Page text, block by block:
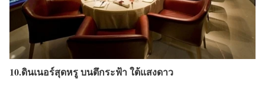
10.ดินเนอร์สุดหรู บนตึกระฟ้า ใต้แสงดาว